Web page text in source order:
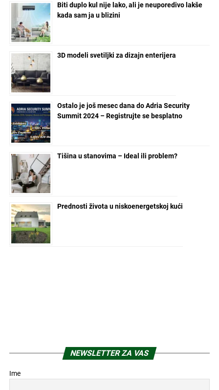
Biti duplo kul nije lako, ali je neuporedivo lakše
kada sam ja u blizini
3D modeli svetiljki za dizajn enterijera
Ostalo je još mesec dana do Adria Security
Summit 2024 – Registrujte se besplatno
Tišina u stanovima – Ideal ili problem?
Prednosti života u niskoenergetskoj kući
NEWSLETTER ZA VAS
Ime